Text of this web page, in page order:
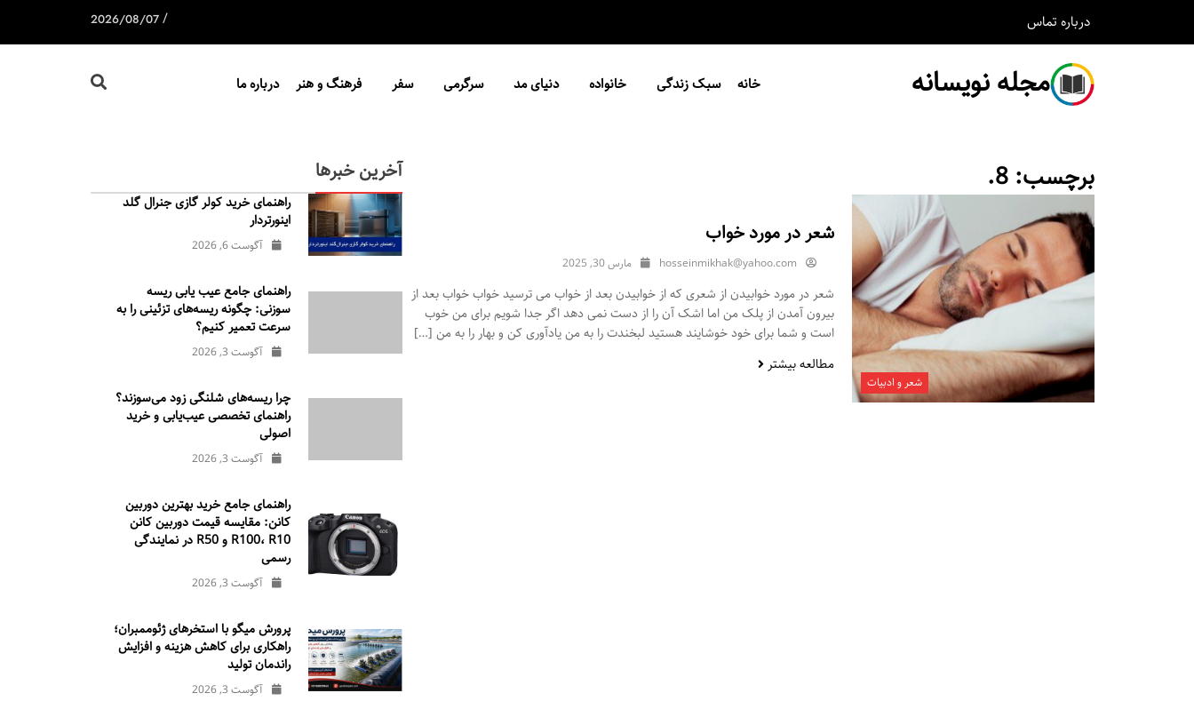
درباره تماس /
2026/08/07
مجله نویسانه خانه سبک زندگی خانواده دنیای مد سرگرمی سفر فرهنگ و هنر درباره ما
برچسب: 8.
شعر و ادبیات
شعر در مورد خواب
hosseinmikhak@yahoo.com مارس 30, 2025
شعر در مورد خوابیدن از شعری که از خوابیدن بعد از خواب می ترسید خواب خواب بعد از
بیرون آمدن از پلک من اما اشک آن را از دست نمی دهد اگر جدا شویم برای من خوب
است و شما برای خود خوشایند هستید لبخندت را به من یادآوری کن و بهار را به من […]
مطالعه بیشتر
آخرین خبرها
راهنمای خرید کولر گازی جنرال‌ گلد
اینورتر‌دار
آگوست 6, 2026
راهنمای جامع عیب یابی ریسه
سوزنی: چگونه ریسه‌های تزئینی را به
سرعت تعمیر کنیم؟
آگوست 3, 2026
چرا ریسه‌های شلنگی زود می‌سوزند؟
راهنمای تخصصی عیب‌یابی و خرید
اصولی
آگوست 3, 2026
راهنمای جامع خرید بهترین دوربین
کانن: مقایسه قیمت دوربین کانن
R100، R10 و R50 در نمایندگی
رسمی
آگوست 3, 2026
پرورش میگو با استخرهای ژئوممبران؛
راهکاری برای کاهش هزینه و افزایش
راندمان تولید
آگوست 3, 2026